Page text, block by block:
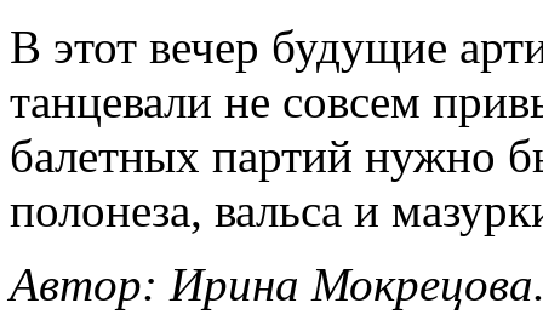
В этот вечер будущие
танцевали не совсем
балетных партий нужно
полонеза, вальса и
Автор: Ирина